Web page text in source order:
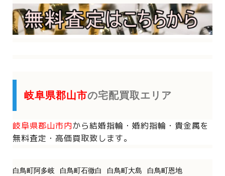
岐阜県郡山市の宅配買取エリア
岐阜県郡山市内から結婚指輪・婚約指輪・貴金属を
無料査定・高価買取致します。
白鳥町阿多岐 白鳥町石徹白 白鳥町大島
白鳥町恩地